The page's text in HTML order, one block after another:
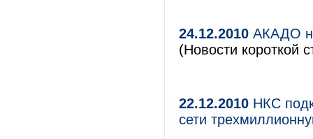
24.12.2010 АКАДО
(Новости короткой
22.12.2010 НКС
сети